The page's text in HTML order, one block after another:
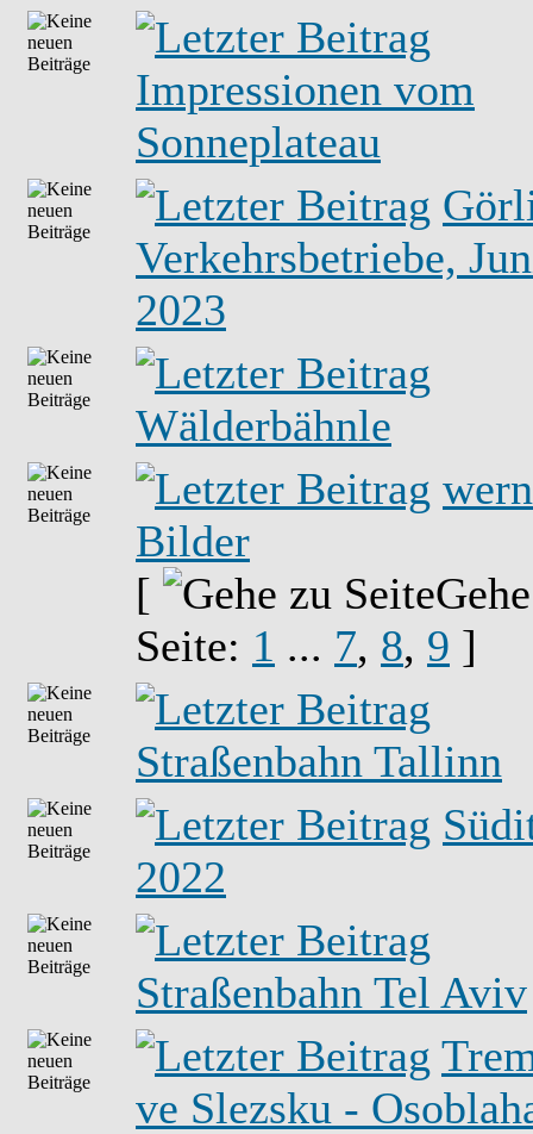
Impressionen vom
Sonneplateau
Verkehrsbetriebe,
2023
Wälderbähnle
Bilder
[
Seite: 1 ... 7, 8, 9 ]
Straßenbahn Tallinn
2022
Straßenbahn Tel Aviv
ve Slezsku -